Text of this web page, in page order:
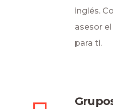
inglés.
asesor
para ti.